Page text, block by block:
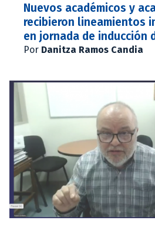
Nuevos académicos y
recibieron lineamientos
en jornada de inducción
Por Danitza Ramos Candia